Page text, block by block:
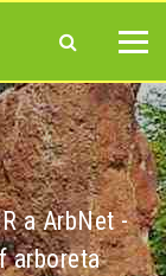
a ArbNet -
arboreta